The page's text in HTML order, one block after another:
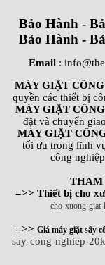
Bảo Hành -
Bảo Hành -
Email :
MÁY GIẶT
quyền các thiết bị
MÁY GIẶT
đặt và chuyển
MÁY GIẶT
tối ưu trong lĩnh
công
THAM
=>> Thiết bị cho
cho-xuong-
=>> Giá máy giặt sấy
say-cong-nghiep-